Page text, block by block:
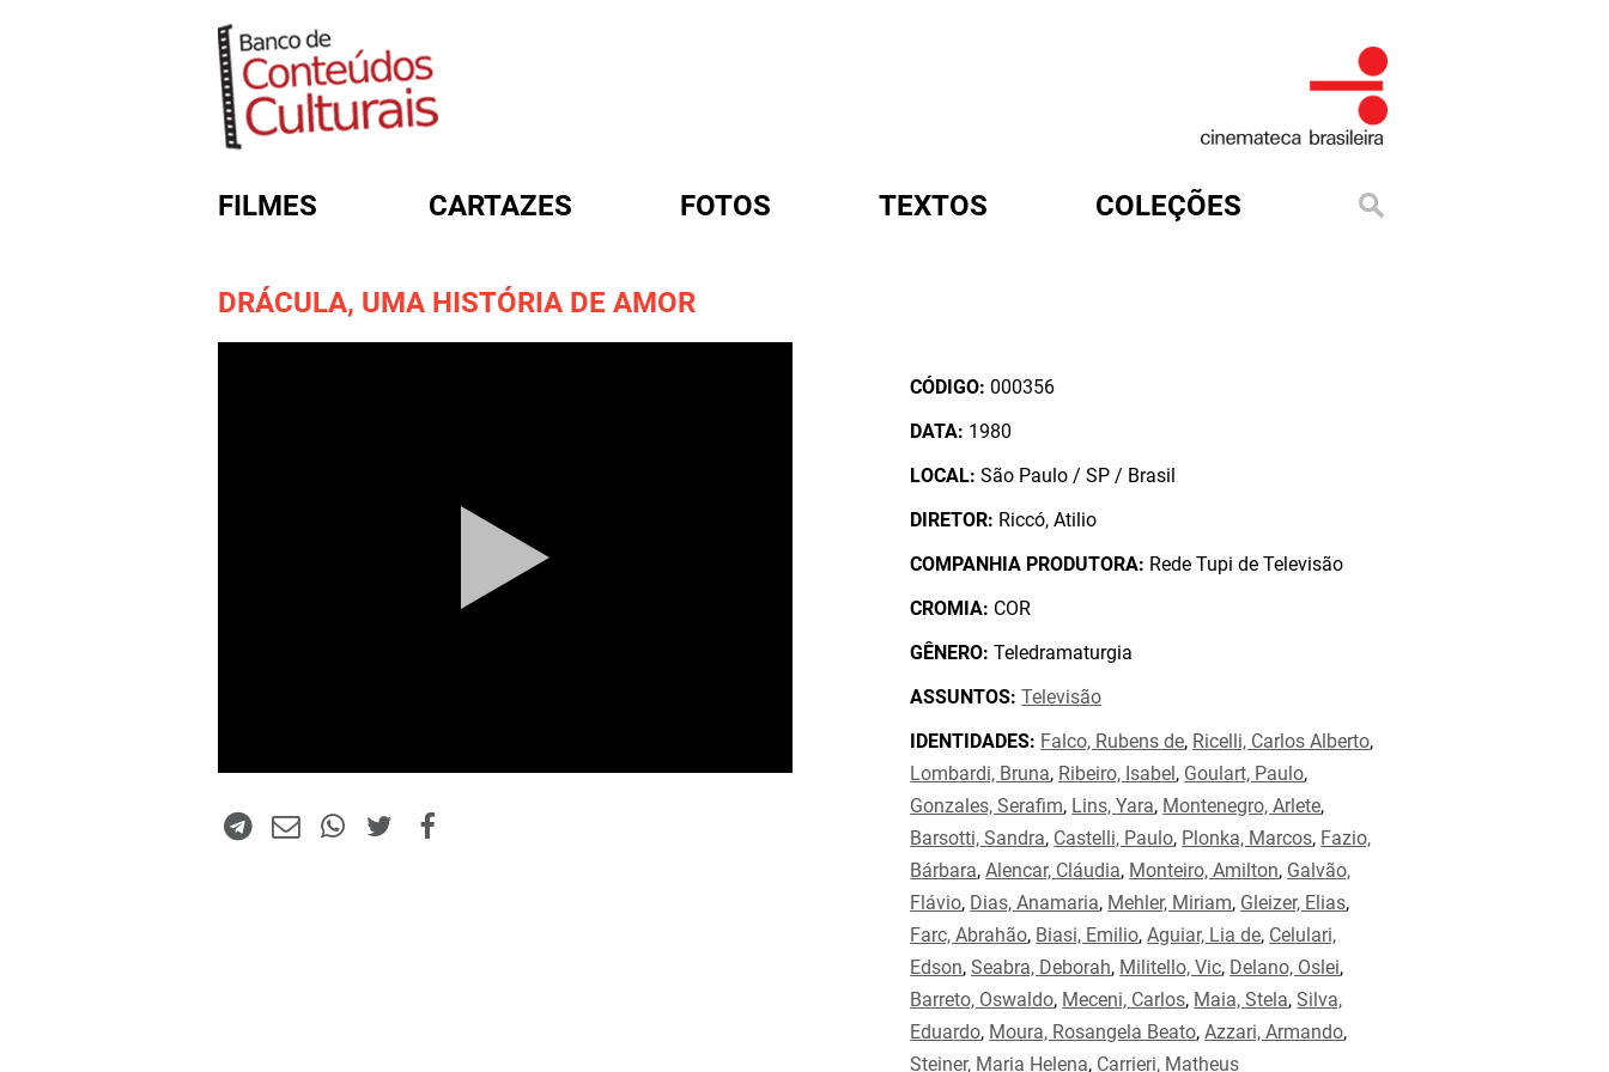
FILMES CARTAZES FOTOS TEXTOS COLEÇÕES
DRÁCULA, UMA HISTÓRIA DE AMOR
CÓDIGO: 000356
DATA: 1980
LOCAL: São Paulo / SP / Brasil
DIRETOR: Riccó, Atilio
COMPANHIA PRODUTORA: Rede Tupi de Televisão
CROMIA: COR
GÊNERO: Teledramaturgia
ASSUNTOS: Televisão
IDENTIDADES: Falco, Rubens de, Ricelli, Carlos Alberto,
Lombardi, Bruna, Ribeiro, Isabel, Goulart, Paulo,
Gonzales, Serafim, Lins, Yara, Montenegro, Arlete,
Barsotti, Sandra, Castelli, Paulo, Plonka, Marcos, Fazio,
Bárbara,Alencar, Cláudia, Monteiro, Amilton, Galvão,
Flávio, Dias, Anamaria, Mehler, Miriam, Gleizer, Elias,
Farc, Abrahão, Biasi, Emilio,Aguiar, Lia de, Celulari,
Edson,Seabra, Deborah, Militello, Vic, Delano, Oslei,
Barreto, Oswaldo, Meceni, Carlos, Maia, Stela,Silva,
Eduardo, Moura, Rosangela Beato,Azzari, Armando,
Steiner, Maria Helena, Carrieri, Matheus
FORMULÁRIO DE BUSCA